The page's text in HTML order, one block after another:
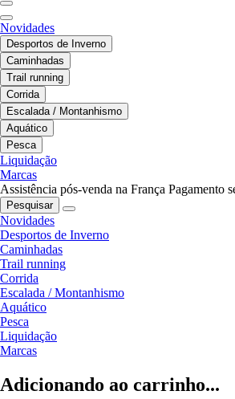
Novidades
Desportos de Inverno
Caminhadas
Trail running
Corrida
Escalada / Montanhismo
Aquático
Pesca
Liquidação
Marcas
Assistência pós-venda na França Pagamento
Pesquisar
Novidades
Desportos de Inverno
Caminhadas
Trail running
Corrida
Escalada / Montanhismo
Aquático
Pesca
Liquidação
Marcas
Adicionando ao carrinho...